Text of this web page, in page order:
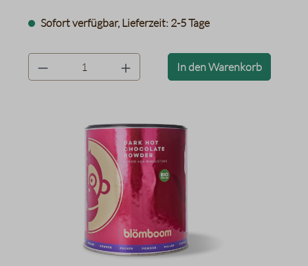
Sofort verfügbar, Lieferzeit: 2-5 Tage
product.quantityLabel In den Warenkorb